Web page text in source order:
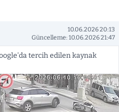
10.06.2026 20:13
Güncelleme: 10.06.2026 21:47
tercih edilen kaynak